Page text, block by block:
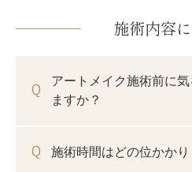
施術内容
アートメイク施術前に
ますか？
施術時間はどの位かかり